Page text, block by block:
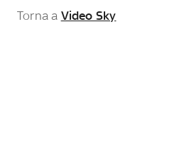
Torna a Video Sky